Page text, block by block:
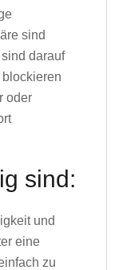
sind
darauf
oder
sind:
und
eine
zu